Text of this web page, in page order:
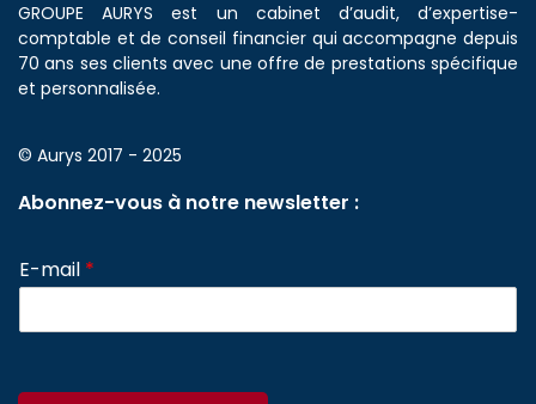
GROUPE AURYS est un cabinet d’audit, d’expertise-
comptable et de conseil financier qui accompagne depuis
70 ans ses clients avec une offre de prestations spécifique
et personnalisée.
© Aurys 2017 - 2025
Abonnez-vous à notre newsletter :
E-mail *